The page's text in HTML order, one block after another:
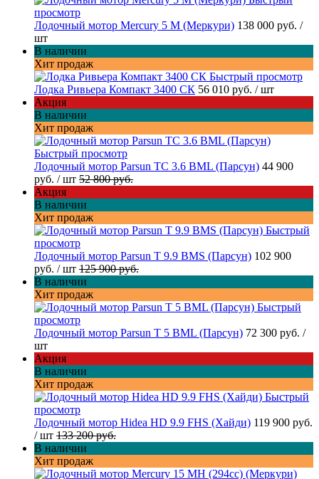
просмотр
Лодочный мотор Mercury 5 M (Меркури) 138 000 руб. /
шт
В наличии
Хит продаж
Быстрый просмотр
Лодка Ривьера Компакт 3400 СК 56 010 руб. / шт
Акция
В наличии
Хит продаж
Быстрый просмотр
Лодочный мотор Parsun TC 3.6 BML (Парсун) 44 900
руб. / шт 52 800 руб.
Акция
В наличии
Хит продаж
Быстрый
просмотр
Лодочный мотор Parsun T 9.9 BMS (Парсун) 102 900
руб. / шт 125 900 руб.
В наличии
Хит продаж
Быстрый
просмотр
Лодочный мотор Parsun T 5 BML (Парсун) 72 300 руб. /
шт
Акция
В наличии
Хит продаж
Быстрый
просмотр
Лодочный мотор Hidea HD 9.9 FHS (Хайди) 119 900 руб.
/ шт 133 200 руб.
В наличии
Хит продаж